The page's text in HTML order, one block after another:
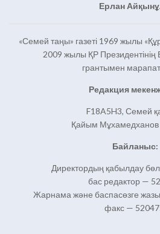
Ерлан
«Семей таңы» газеті 1969 жылы
2009 жылы ҚР
грантымен
Редакция
F18A5H3, Семей
Қайым Мұхамедханов
Байланыс:
Директордың қабылдау
бас редактор —
Жарнама және баспасөзге
факс —